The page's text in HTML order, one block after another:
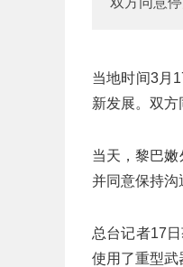
当地时间3月
新发展。双方
当天，黎巴
并同意保持沟
总台记者17
使用了重型武